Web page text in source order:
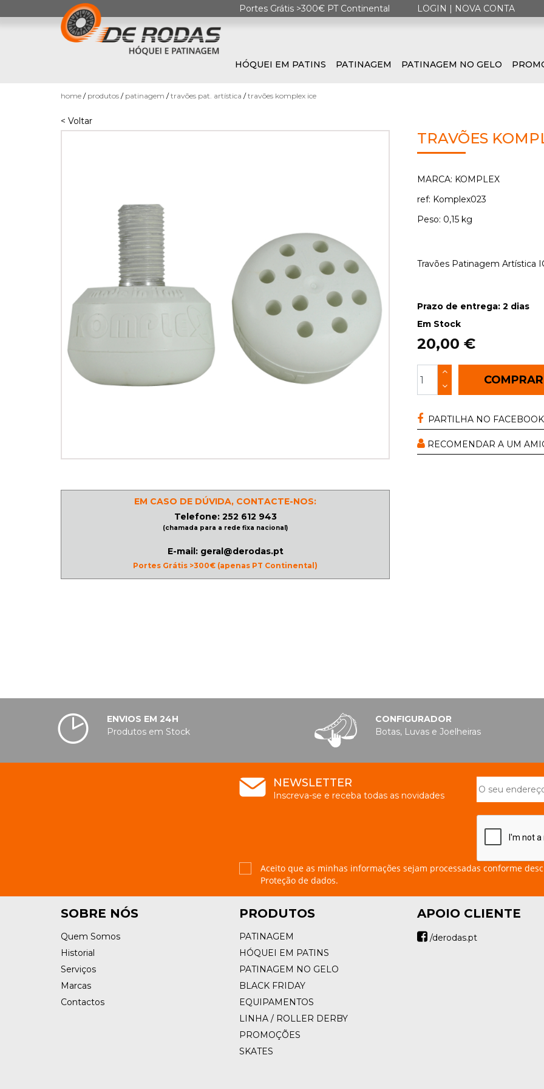
Portes Grátis >300€ PT Continental LOGIN | NOVA CONTA
PATINAGEM
PROMOÇÕES
ROLLER
HÓQUEI EM PATINS PATINAGEM PATINAGEM NO GELO
home produtos patinagem travões pat. artística travões komplex ice
< Voltar
EM CASO DE DÚVIDA, CONTACTE-NOS:
Telefone: 252 612 943
(chamada para a rede fixa nacional)
E-mail: geral@derodas.pt
Portes Grátis >300€ (apenas PT Continental)
TRAVÕES
MARCA: KOMPLEX
ref: Komplex023
Peso: 0,15 kg
Travões Patinagem Artística
Prazo de entrega: 2 dias
Em Stock
20,00 €
PARTILHA NO FACEBOOK
RECOMENDAR A UM
ENVIOS EM 24H
Produtos em Stock
CONFIGURADOR
Botas, Luvas e Joelheiras
NEWSLETTER
Inscreva-se e receba todas as novidades
Aceito que as minhas informações sejam processadas conforme
Proteção de dados.
SOBRE NÓS
Quem Somos
Historial
Serviços
Marcas
Contactos
PRODUTOS
PATINAGEM
HÓQUEI EM PATINS
PATINAGEM NO GELO
BLACK FRIDAY
EQUIPAMENTOS
LINHA / ROLLER DERBY
PROMOÇÕES
SKATES
APOIO CLIENTE
/derodas.pt